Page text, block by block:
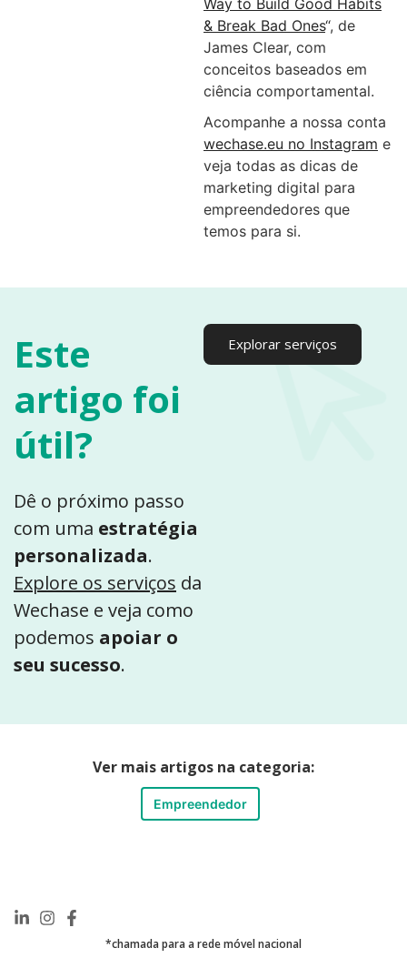
Way to Build Good Habits
& Break Bad Ones“, de
James Clear, com
conceitos baseados em
ciência comportamental.
Acompanhe a nossa conta
wechase.eu no Instagram e
veja todas as dicas de
marketing digital para
empreendedores que
temos para si.
Este
artigo foi
útil?
Dê o próximo passo
com uma estratégia
personalizada.
Explore os serviços da
Wechase e veja como
podemos apoiar o
seu sucesso.
Explorar serviços
Ver mais artigos na categoria:
Empreendedor
*chamada para a rede móvel nacional